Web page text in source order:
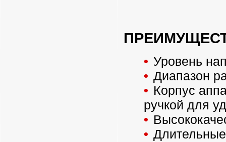
Уровень
Диапазон
Корпус
ручкой для